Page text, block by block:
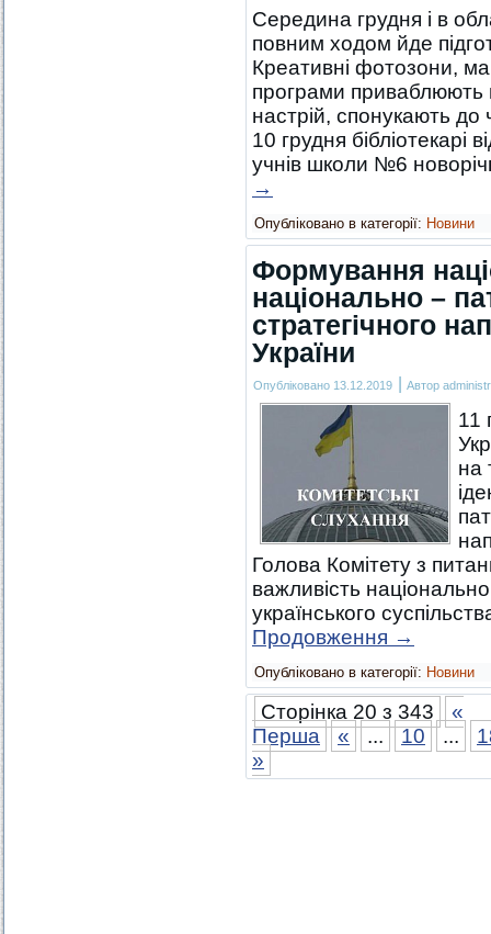
Середина грудня і в
повним ходом йде
Креативні фотозони,
програми приваблюють
настрій, спонукають до
10 грудня бібліотекарі
учнів школи №6
→
Опубліковано в категорії: Новини
Формування
національно –
стратегічного
України
Опубліковано 13.12.2019 | Автор
11
на
Голова Комітету з
важливість
українського
Продовження →
Опубліковано в категорії: Новини
Сторінка 20 з 343
«
Перша
« ... 10 ...
»